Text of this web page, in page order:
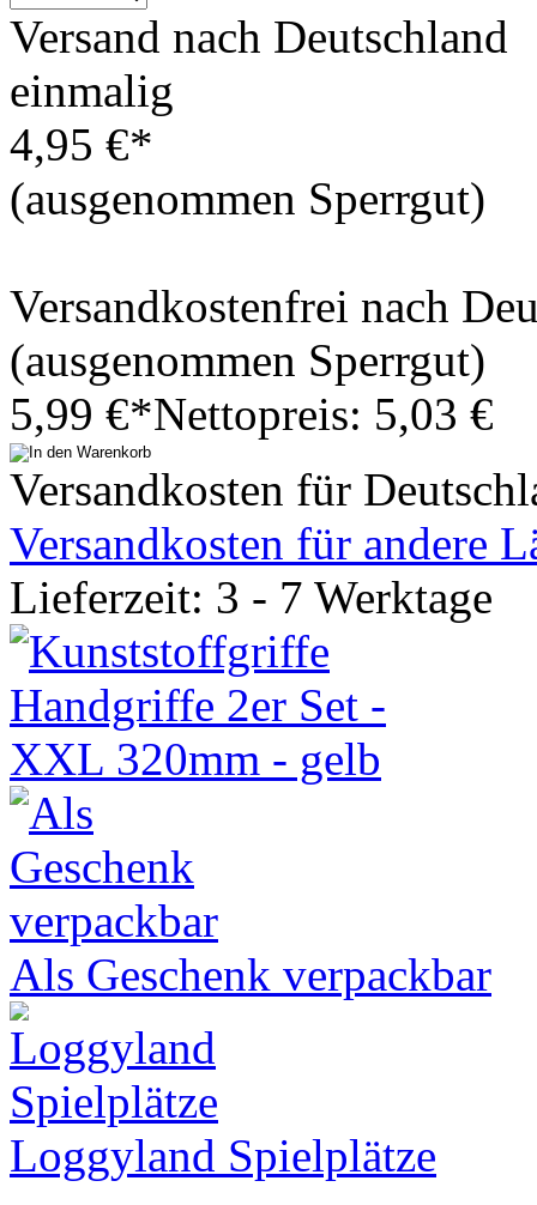
Versand nach Deutschland
einmalig
4,95 €*
(ausgenommen Sperrgut)
Versandkostenfrei nach
(ausgenommen Sperrgut)
5,99 €*Nettopreis: 5,03 €
Versandkosten für
Versandkosten für andere
Lieferzeit: 3 - 7 Werktage
Als Geschenk verpackbar
Loggyland Spielplätze